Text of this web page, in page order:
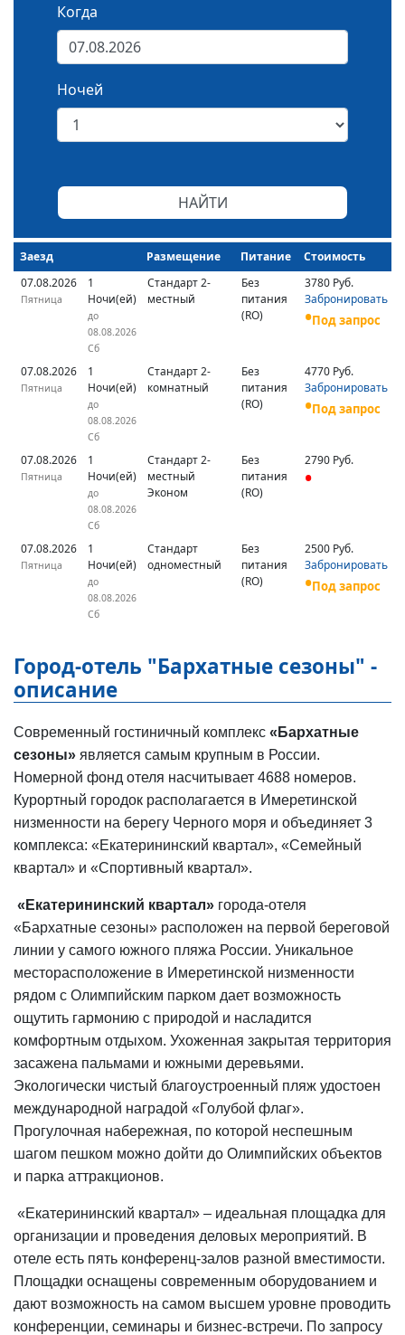
Когда
Ночей
Заезд Размещение Питание
Стоимость
07.08.2026
Пятница
1
Ночи(ей)
до
08.08.2026
Сб
Стандарт 2-
местный
Без
питания
(RO)
3780 Руб.
Забронировать
Под запрос
07.08.2026
Пятница
1
Ночи(ей)
до
08.08.2026
Сб
Стандарт 2-
комнатный
Без
питания
(RO)
4770 Руб.
Забронировать
Под запрос
07.08.2026
Пятница
1
Ночи(ей)
до
08.08.2026
Сб
Стандарт 2-
местный
Эконом
Без
питания
(RO)
2790 Руб.
07.08.2026
Пятница
1
Ночи(ей)
до
08.08.2026
Сб
Стандарт
одноместный
Без
питания
(RO)
2500 Руб.
Забронировать
Под запрос
Город-отель "Бархатные сезоны" -
описание
Современный гостиничный комплекс «Бархатные
сезоны» является самым крупным в России.
Номерной фонд отеля насчитывает 4688 номеров.
Курортный городок располагается в Имеретинской
низменности на берегу Черного моря и объединяет 3
комплекса: «Екатерининский квартал», «Семейный
квартал» и «Спортивный квартал».
«Екатерининский квартал» города-отеля
«Бархатные сезоны» расположен на первой береговой
линии у самого южного пляжа России. Уникальное
месторасположение в Имеретинской низменности
рядом с Олимпийским парком дает возможность
ощутить гармонию с природой и насладится
комфортным отдыхом. Ухоженная закрытая территория
засажена пальмами и южными деревьями.
Экологически чистый благоустроенный пляж удостоен
международной наградой «Голубой флаг».
Прогулочная набережная, по которой неспешным
шагом пешком можно дойти до Олимпийских объектов
и парка аттракционов.
«Екатерининский квартал» – идеальная площадка для
организации и проведения деловых мероприятий. В
отеле есть пять конференц-залов разной вместимости.
Площадки оснащены современным оборудованием и
дают возможность на самом высшем уровне проводить
конференции, семинары и бизнес-встречи. По запросу